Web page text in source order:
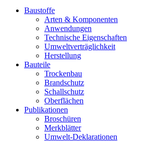
Baustoffe
Arten & Komponenten
Anwendungen
Technische Eigenschaften
Umweltverträglichkeit
Herstellung
Bauteile
Trockenbau
Brandschutz
Schallschutz
Oberflächen
Publikationen
Broschüren
Merkblätter
Umwelt-Deklarationen